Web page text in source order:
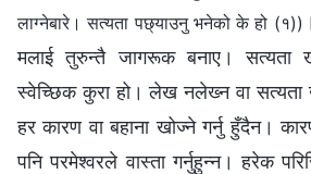
लाग्‍नेबारे। सत्यता पछ्याउनु भनेको के हो (१))
मलाई तुरुन्तै जागरूक बनाए। सत्यता
स्वेच्छिक कुरा हो। लेख नलेख्‍न वा सत्यता
हर कारण वा बहाना खोज्‍ने गर्नु हुँदैन।
पनि परमेश्‍वरले वास्ता गर्नुहुन्‍न। हरेक